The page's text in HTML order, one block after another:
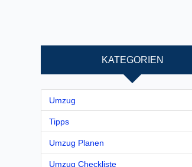
KATEGORIEN
Umzug
Tipps
Umzug Planen
Umzug Checkliste